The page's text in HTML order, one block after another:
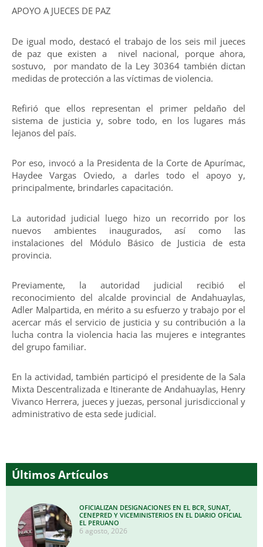
APOYO A JUECES DE PAZ
De igual modo, destacó el trabajo de los seis mil jueces
de paz que existen a nivel nacional, porque ahora,
sostuvo, por mandato de la Ley 30364 también dictan
medidas de protección a las víctimas de violencia.
Refirió que ellos representan el primer peldaño del
sistema de justicia y, sobre todo, en los lugares más
lejanos del país.
Por eso, invocó a la Presidenta de la Corte de Apurímac,
Haydee Vargas Oviedo, a darles todo el apoyo y,
principalmente, brindarles capacitación.
La autoridad judicial luego hizo un recorrido por los
nuevos ambientes inaugurados, así como las
instalaciones del Módulo Básico de Justicia de esta
provincia.
Previamente, la autoridad judicial recibió el
reconocimiento del alcalde provincial de Andahuaylas,
Adler Malpartida, en mérito a su esfuerzo y trabajo por el
acercar más el servicio de justicia y su contribución a la
lucha contra la violencia hacia las mujeres e integrantes
del grupo familiar.
En la actividad, también participó el presidente de la Sala
Mixta Descentralizada e Itinerante de Andahuaylas, Henry
Vivanco Herrera, jueces y juezas, personal jurisdiccional y
administrativo de esta sede judicial.
Últimos Artículos
OFICIALIZAN DESIGNACIONES EN EL BCR, SUNAT,
CENEPRED Y VICEMINISTERIOS EN EL DIARIO OFICIAL
EL PERUANO
6 agosto, 2026